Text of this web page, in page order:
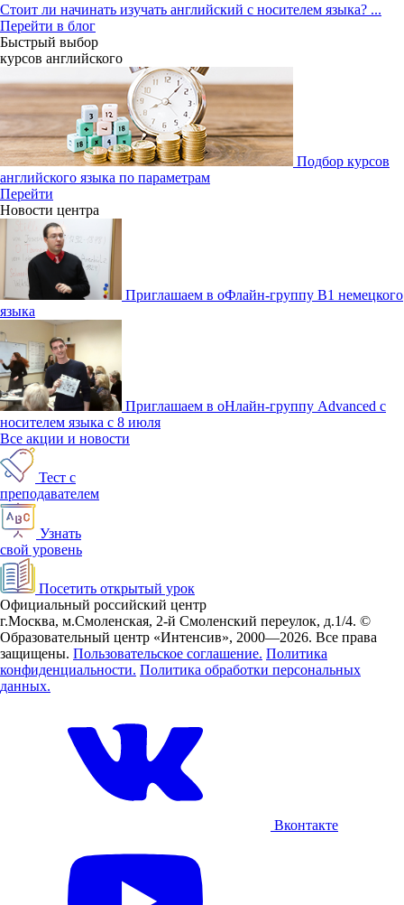
Стоит ли начинать изучать английский с носителем языка? ...
Перейти в блог
Быстрый выбор
курсов английcкого
Подбор курсов
английского языка по параметрам
Перейти
Новости центра
Приглашаем в оФлайн-группу В1 немецкого
языка
Приглашаем в оНлайн-группу Advanced с
носителем языка с 8 июля
Все акции и новости
Тест с
преподавателем
Узнать
свой уровень
Посетить открытый урок
Официальный российский центр
г.Москва, м.Смоленская, 2-й Смоленский переулок, д.1/4. ©
Образовательный центр «Интенсив», 2000—2026. Все права
защищены. Пользовательское соглашение. Политика
конфиденциальности. Политика обработки персональных
данных.
Вконтакте